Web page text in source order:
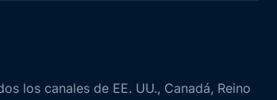
los canales de EE. UU., Canadá, Reino